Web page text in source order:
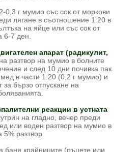
г мумио със сок от моркови
лягане в съотношение 1:20 в
на яйце или със сок от
6-7 ден.
апарат (радикулит,
разтвор на мумио в болните
и след 10 дни почивка пак
в части 1:20 (0,2 г мумио) и
бързо отпускане на
реакции в устната
на гладно, вечер преди
или воден разтвор на мумио в
разтвор.
баня крайниците (ръцете или